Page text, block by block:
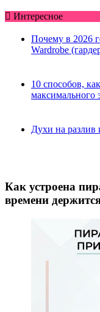
Интересное
Почему в 2026
Wardrobe
10 способов,
максимального
Духи на разлив
Как устроена
времени